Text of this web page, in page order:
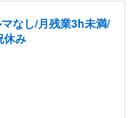
なし/月残業3h未満/
休み